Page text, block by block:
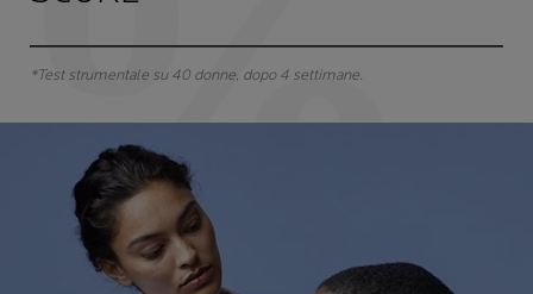
*Test strumentale su 40 donne, dopo 4 settimane.